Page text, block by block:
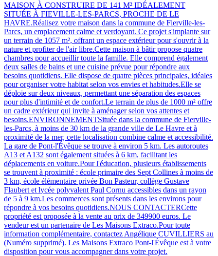
MAISON À CONSTRUIRE DE 141 M² IDÉALEMENT
SITUÉE À FIEVILLE-LES-PARCS, PROCHE DE LE
HAVRE.Réalisez votre maison dans la commune de Fierville-les-
Parcs, un emplacement calme et verdoyant. Ce projet s'implante sur
un terrain de 1057 m², offrant un espace extérieur pour s'ouvrir à la
nature et profiter de l'air libre.Cette maison à bâtir propose quatre
chambres pour accueillir toute la famille. Elle comprend également
deux salles de bains et une cuisine prévue pour répondre aux
besoins quotidiens. Elle dispose de quatre pièces principales, idéales
pour organiser votre habitat selon vos envies et habitudes.Elle se
déploie sur deux niveaux, permettant une séparation des espaces
pour plus d'intimité et de confort.Le terrain de plus de 1000 m² offre
un cadre extérieur qui invite à aménager selon vos attentes et
besoins.ENVIRONNEMENTSituée dans la commune de Fierville-
les-Parcs, à moins de 30 km de la grande ville de Le Havre et à
proximité de la mer, cette localisation combine calme et accessibilité.
La gare de Pont-l'Évêque se trouve à environ 5 km. Les autoroutes
A13 et A132 sont également situées à 6 km, facilitant les
déplacements en voiture.Pour l'éducation, plusieurs établissements
se trouvent à proximité : école primaire des Sept Collines à moins de
3 km, école élémentaire privée Bon Pasteur, collège Gustave
Flaubert et lycée polyvalent Paul Cornu accessibles dans un rayon
de 5 à 9 km.Les commerces sont présents dans les environs pour
répondre à vos besoins quotidiens.NOUS CONTACTERCette
propriété est proposée à la vente au prix de 349900 euros. Le
vendeur est un partenaire de Les Maisons Extraco.Pour toute
information complémentaire, contactez Angélique CUVILLIERS au
(Numéro supprimé). Les Maisons Extraco Pont-l'Évêque est à votre
disposition pour vous accompagner dans votre projet.